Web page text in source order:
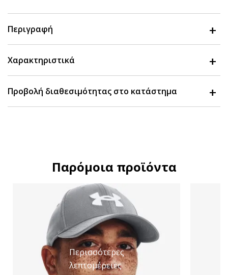
Περιγραφή
Χαρακτηριστικά
Προβολή διαθεσιμότητας στο κατάστημα
Παρόμοια προϊόντα
Περισσότερες
λεπτομέρειες